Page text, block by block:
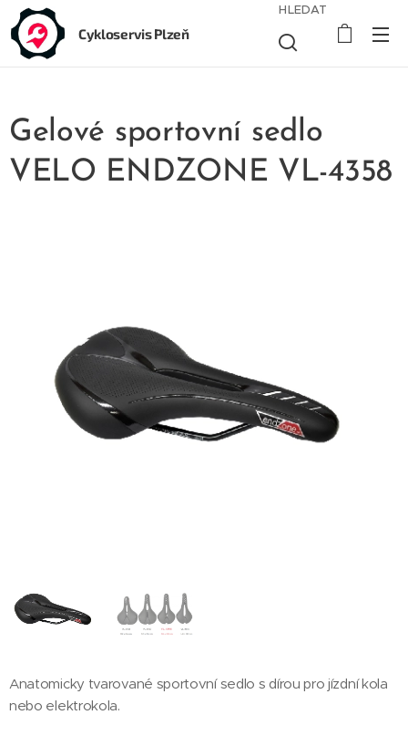
Cykloservis Plzeň
HLEDAT
Gelové sportovní sedlo
VELO ENDZONE VL-4358
Anatomicky tvarované sportovní sedlo s dírou pro jízdní kola
nebo elektrokola.